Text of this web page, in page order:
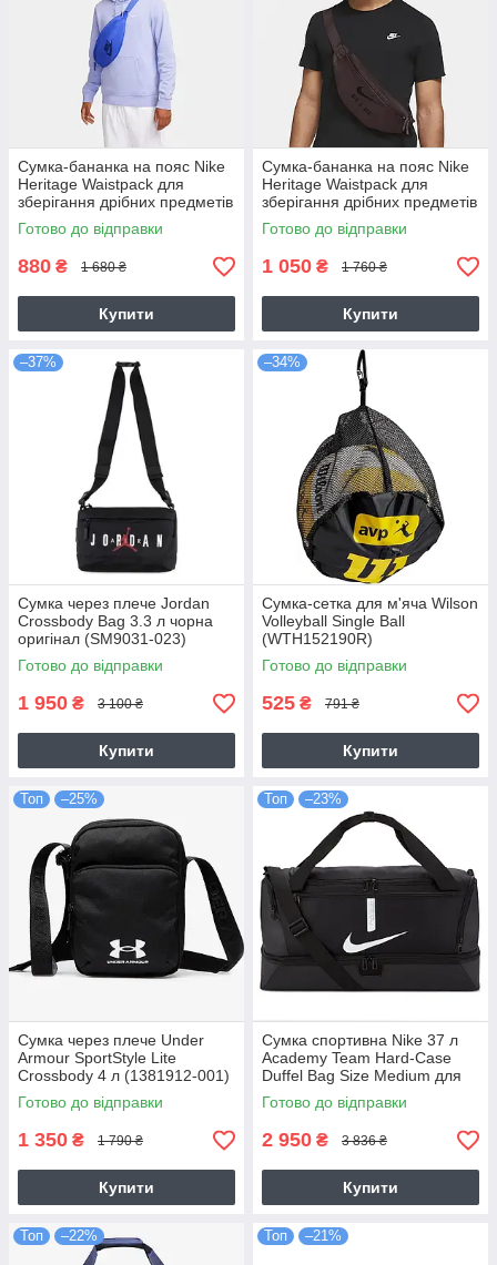
Сумка-бананка на пояс Nike
Heritage Waistpack для
зберігання дрібних предметів
(DB0490-581)
Готово до відправки
880 ₴ 1 680 ₴
Купити
Сумка-бананка на пояс Nike
Heritage Waistpack для
зберігання дрібних предметів
(DR6271-227)
Готово до відправки
1 050 ₴ 1 760 ₴
Купити
–37%
Сумка через плече Jordan
Crossbody Bag 3.3 л чорна
оригінал (SM9031-023)
Готово до відправки
1 950 ₴ 3 100 ₴
Купити
–34%
Сумка-сетка для м'яча Wilson
Volleyball Single Ball
(WTH152190R)
Готово до відправки
525 ₴ 791 ₴
Купити
Топ –25%
Сумка через плече Under
Armour SportStyle Lite
Crossbody 4 л (1381912-001)
Готово до відправки
1 350 ₴ 1 790 ₴
Купити
Топ –23%
Сумка спортивна Nike 37 л
Academy Team Hard-Case
Duffel Bag Size Medium для
тренувань і спорту (CU8096-
010)
Готово до відправки
2 950 ₴ 3 836 ₴
Купити
Топ –22% Топ –21%